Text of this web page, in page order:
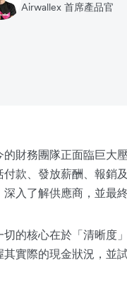
Airwallex 首席產品官
的財務團隊正面臨巨大
付款、發放薪酬、報銷
深入了解供應商，並最
切的核心在於「清晰度
其實際的現金狀況，並